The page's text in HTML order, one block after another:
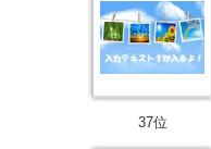
37位